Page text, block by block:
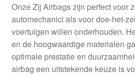
Levering
Mijn account
Over ons
Onze Zij Airbags zijn perfect voor
automechanici als voor doe-het-
voertuigen willen onderhouden.
en de hoogwaardige materialen
optimale prestatie en
airbag een uitstekende keuze is